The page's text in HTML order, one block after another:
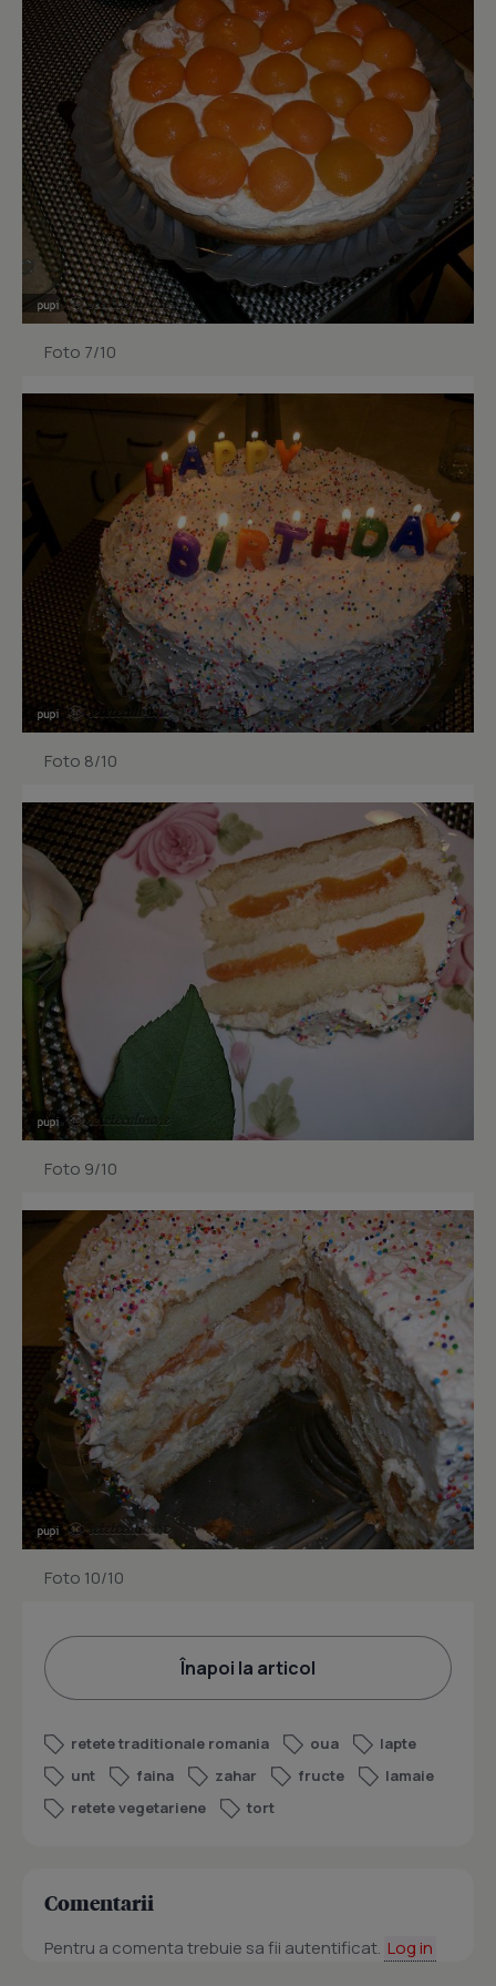
Foto 7/10
Foto 8/10
Foto 9/10
Foto 10/10
Înapoi la articol
retete traditionale romania oua
lapte
unt
faina zahar fructe
lamaie
retete vegetariene
tort
Comentarii
Pentru a comenta trebuie sa fii autentificat. Log in